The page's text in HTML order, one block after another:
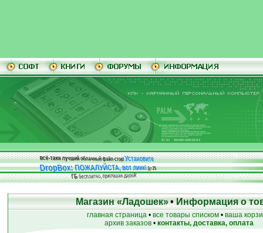
всё-таки лучший облачный файл-стор!Установите
DropBox: ПОЖАЛУЙСТА, вот линк!До25
ГБбесплатно, приглашая друзей!
Магазин «Ладошек»•Информация о
главная страница• все товары списком• ваша
архив заказов• контакты, доставка, оплата